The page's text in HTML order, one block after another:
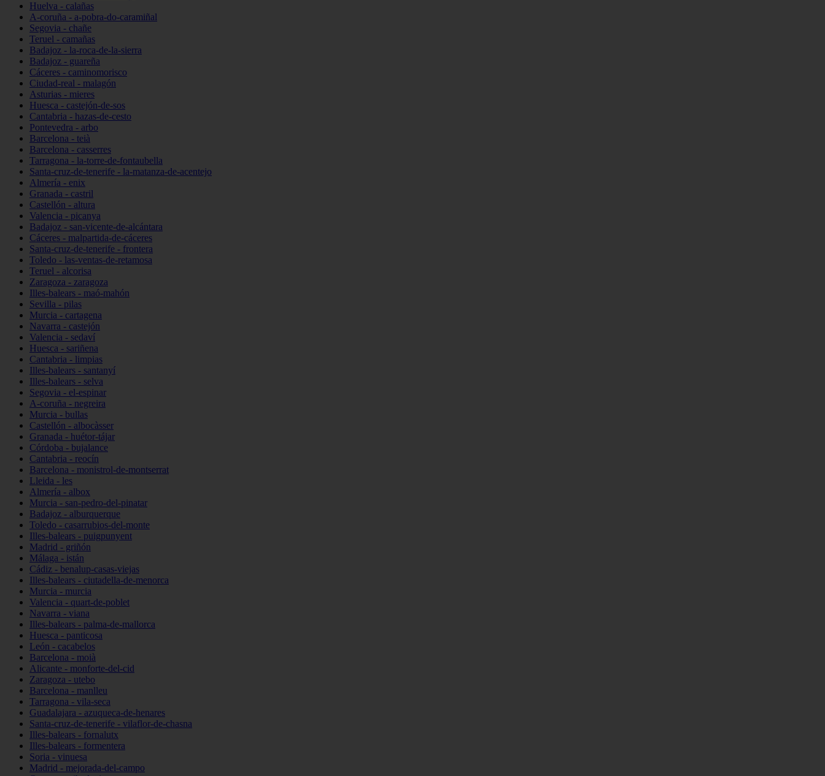
Huelva - calañas
A-coruña - a-pobra-do-caramiñal
Segovia - chañe
Teruel - camañas
Badajoz - la-roca-de-la-sierra
Badajoz - guareña
Cáceres - caminomorisco
Ciudad-real - malagón
Asturias - mieres
Huesca - castejón-de-sos
Cantabria - hazas-de-cesto
Pontevedra - arbo
Barcelona - teià
Barcelona - casserres
Tarragona - la-torre-de-fontaubella
Santa-cruz-de-tenerife - la-matanza-de-acentejo
Almería - enix
Granada - castril
Castellón - altura
Valencia - picanya
Badajoz - san-vicente-de-alcántara
Cáceres - malpartida-de-cáceres
Santa-cruz-de-tenerife - frontera
Toledo - las-ventas-de-retamosa
Teruel - alcorisa
Zaragoza - zaragoza
Illes-balears - maó-mahón
Sevilla - pilas
Murcia - cartagena
Navarra - castejón
Valencia - sedaví
Huesca - sariñena
Cantabria - limpias
Illes-balears - santanyí
Illes-balears - selva
Segovia - el-espinar
A-coruña - negreira
Murcia - bullas
Castellón - albocàsser
Granada - huétor-tájar
Córdoba - bujalance
Cantabria - reocín
Barcelona - monistrol-de-montserrat
Lleida - les
Almería - albox
Murcia - san-pedro-del-pinatar
Badajoz - alburquerque
Toledo - casarrubios-del-monte
Illes-balears - puigpunyent
Madrid - griñón
Málaga - istán
Cádiz - benalup-casas-viejas
Illes-balears - ciutadella-de-menorca
Murcia - murcia
Valencia - quart-de-poblet
Navarra - viana
Illes-balears - palma-de-mallorca
Huesca - panticosa
León - cacabelos
Barcelona - moià
Alicante - monforte-del-cid
Zaragoza - utebo
Barcelona - manlleu
Tarragona - vila-seca
Guadalajara - azuqueca-de-henares
Santa-cruz-de-tenerife - vilaflor-de-chasna
Illes-balears - fornalutx
Illes-balears - formentera
Soria - vinuesa
Madrid - mejorada-del-campo